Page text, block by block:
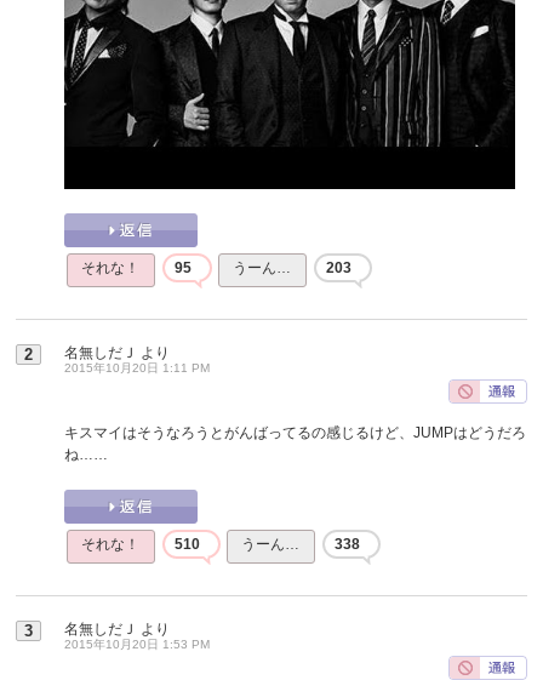
それな！ 95 うーん… 203
2 名無しだＪ より
2015年10月20日 1:11 PM
キスマイはそうなろうとがんばってるの感じるけど、JUMPはどうだろ
ね……
それな！ 510 うーん… 338
3 名無しだＪ より
2015年10月20日 1:53 PM